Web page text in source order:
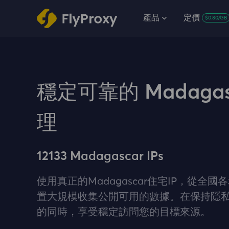
產品 定價 $0.80/GB
穩定可靠的
理
12133 Madagascar IPs
使用真正的Madagascar住宅IP，從全國
置大規模收集公開可用的數據。在保持隱
的同時，享受穩定訪問您的目標來源。